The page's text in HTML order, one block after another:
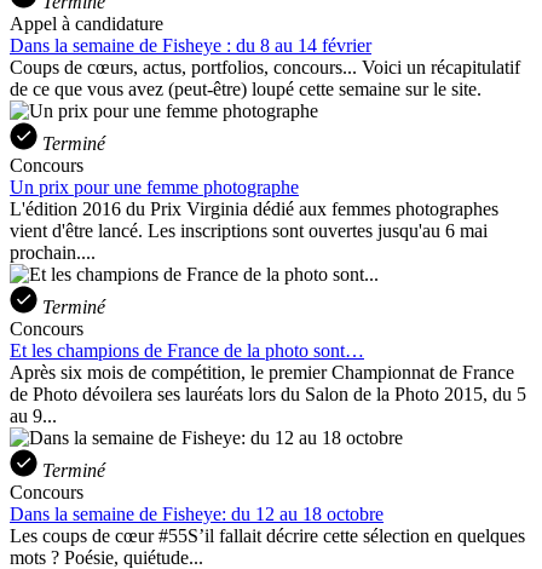
Appel à candidature
Dans la semaine de Fisheye : du 8 au 14 février
Coups de cœurs, actus, portfolios, concours... Voici un récapitulatif
de ce que vous avez (peut-être) loupé cette semaine sur le site.
Terminé
Concours
Un prix pour une femme photographe
L'édition 2016 du Prix Virginia dédié aux femmes photographes
vient d'être lancé. Les inscriptions sont ouvertes jusqu'au 6 mai
prochain....
Terminé
Concours
Et les champions de France de la photo sont…
Après six mois de compétition, le premier Championnat de France
de Photo dévoilera ses lauréats lors du Salon de la Photo 2015, du 5
au 9...
Terminé
Concours
Dans la semaine de Fisheye: du 12 au 18 octobre
Les coups de cœur #55S’il fallait décrire cette sélection en quelques
mots ? Poésie, quiétude...